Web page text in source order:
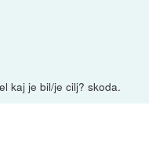
kaj je bil/je cilj? skoda.